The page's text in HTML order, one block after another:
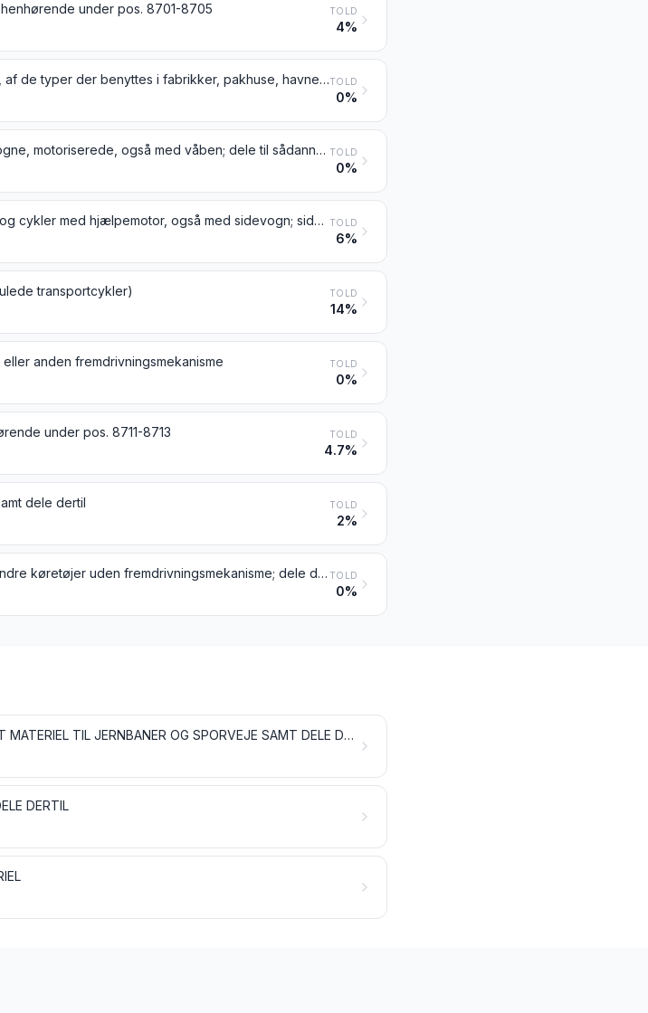
under pos. 8701-8705 TOLD
4%
Motortrucks uden løftemekanisme, af de typer der benyttes i fabrikker, pakhuse, havne og lufthavne til transport af gods over korte afstande; traktorer, af de typer der benyttes på jernbaneperroner; dele til de nævnte køretøjerTOLD
0%
Tanks og andre pansrede kampvogne, motoriserede, også med våben; dele til sådanne køretøjer TOLD
0%
Motorcykler (herunder knallerter) og cykler med hjælpemotor, også med sidevogn; sidevogne TOLD
6%
transportcykler) TOLD
14%
anden fremdrivningsmekanisme TOLD
0%
under pos. 8711-8713 TOLD
4.7%
dele dertil TOLD
2%
Påhængsvogne og sættevogne; andre køretøjer uden fremdrivningsmekanisme; dele dertil TOLD
0%
LOKOMOTIVER, VOGNE OG ANDET MATERIEL TIL JERNBANER OG SPORVEJE SAMT DELE DERTIL; STATIONÆRT JERNBANE- OG SPORVEJSMATERIEL SAMT DELE DERTIL; MEKANISK (HERUNDER ELEKTROMEKANISK) TRAFIKREGULERINGSUDSTYR AF ENHVER ART
DERTIL